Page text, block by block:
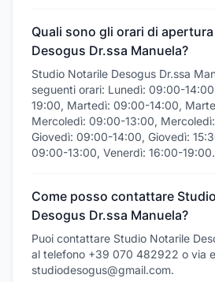
Quali sono gli orari di
Desogus Dr.ssa Manuela?
Studio Notarile Desogus Dr.ssa
seguenti orari: Lunedì: 09:00-
19:00, Martedì: 09:00-14:00,
Mercoledì: 09:00-13:00,
Giovedì: 09:00-14:00, Giovedì:
09:00-13:00, Venerdì: 16:00-19:00.
Come posso contattare
Desogus Dr.ssa Manuela?
Puoi contattare Studio Notarile
al telefono +39 070 482922 o via
studiodesogus@gmail.com.